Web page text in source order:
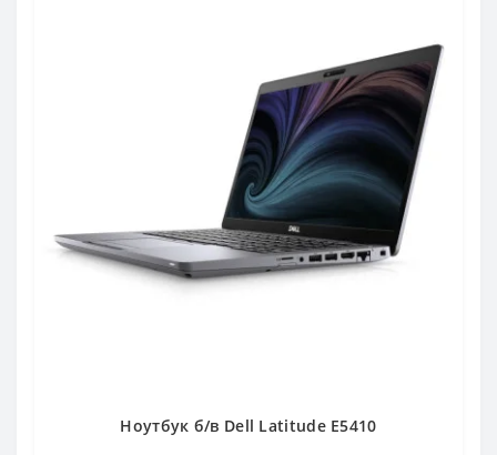
Ноутбук б/в Dell Latitude E5410